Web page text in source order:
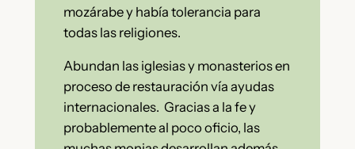
mozárabe y había tolerancia para
todas las religiones.
Abundan las iglesias y monasterios en
proceso de restauración vía ayudas
internacionales. Gracias a la fe y
probablemente al poco oficio, las